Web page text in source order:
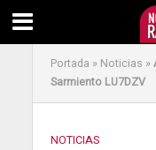
Portada » Noticias »
Sarmiento LU7DZV
NOTICIAS